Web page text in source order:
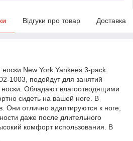
Відгуки про товар Доставка
New York Yankees 3-pack
1003, подойдут для занятий
Обладают влагоотводящими
сидеть на вашей ноге. В
Они отлично адаптируются к ноге,
даже после длительного
комфорт использования. В